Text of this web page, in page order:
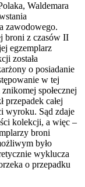
Waldemara
zawodowego.
broni z czasów II
egzemplarz
została
o posiadanie
w tej
społecznej
całej
wyroku. Sąd zdaje
kolekcji, a więc –
broni
było
wyklucza
o przepadku